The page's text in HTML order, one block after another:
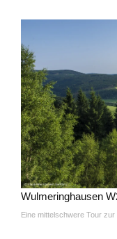
Wulmeringhausen
Eine mittelschwere Tour zur